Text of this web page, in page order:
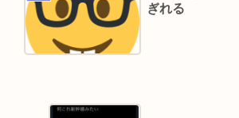
ぎれる